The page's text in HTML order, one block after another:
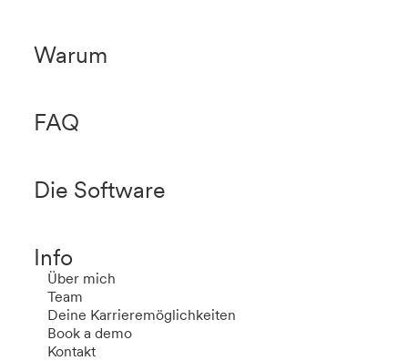
Warum
FAQ
Die Software
Info
Über mich
Team
Deine Karrieremöglichkeiten
Book a demo
Kontakt